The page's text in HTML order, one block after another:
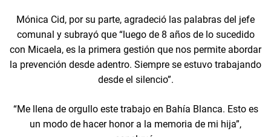
Mónica Cid, por su parte, agradeció las palabras del jefe
comunal y subrayó que “luego de 8 años de lo sucedido
con Micaela, es la primera gestión que nos permite abordar
la prevención desde adentro. Siempre se estuvo trabajando
desde el silencio”.
“Me llena de orgullo este trabajo en Bahía Blanca. Esto es
un modo de hacer honor a la memoria de mi hija”,